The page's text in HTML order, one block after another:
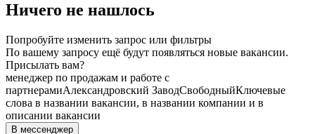
Ничего не нашлось
Попробуйте изменить запрос или фильтры
По вашему запросу ещё будут появляться новые вакансии.
Присылать вам?
менеджер по продажам и работе с
партнерамиАлександровский ЗаводСвободныйКлючевые
слова в названии вакансии, в названии компании и в
описании вакансии
В мессенджер